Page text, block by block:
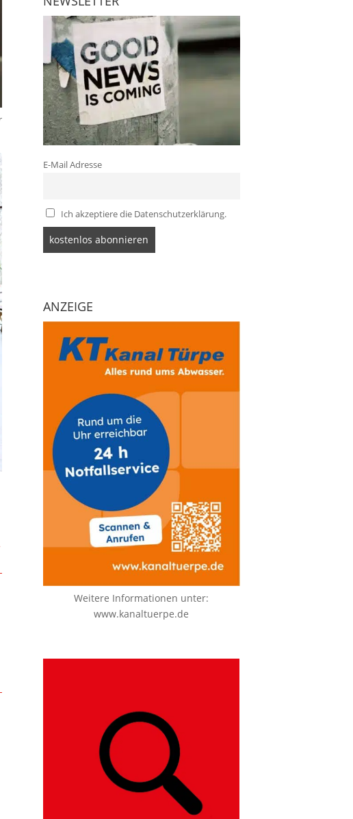
E-Mail Adresse
Ich akzeptiere die Datenschutzerklärung.
ANZEIGE
Weitere Informationen unter:
www.kanaltuerpe.de